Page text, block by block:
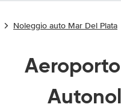
Noleggio auto Mar Del Plata